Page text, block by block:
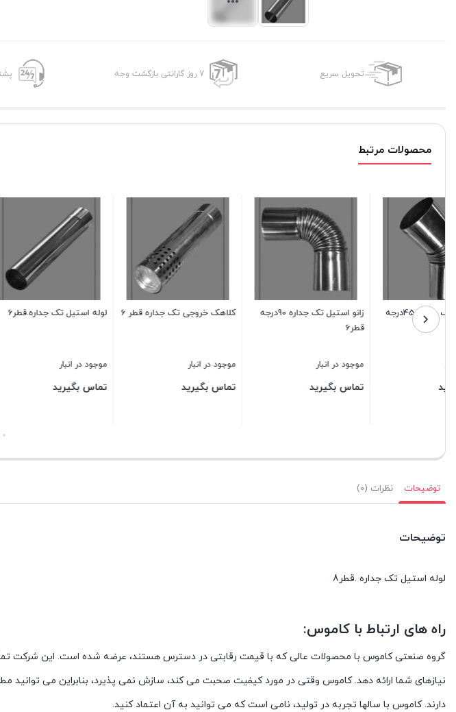
تحویل سریع 7 روز گارانتی بازگشت وجه
محصولات مرتبط
زانو استیل تک جداره 90درجه
قطر6
تماس بگیرید
کلاهک خروجی تک جداره قطر 6
تماس بگیرید
لوله استیل تک جداره.قطر6
تماس بگیرید
زانو تک جداره
تماس بگیرید
توضیحات نظرات (0)
توضیحات
لوله استیل تک جداره .قطر8
راه های ارتباط با کاموس:
گروه صنعتی کاموس با محصولات عالی که با قیمت رقابتی در دسترس هستند، عرضه شده است. این شرکت تمام
نیازهای شما ارائه دهد. کاموس وقتی در مورد کیفیت صحبت می کند، سازش نمی پذیرد، بنابراین می
دارند. کاموس با سالها تجربه در تولید، نامی است که می توانید به آن اعتماد کنید.